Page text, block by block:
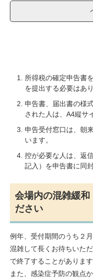
所得税の確定申告書
を提出する必要はあ
申告書、届出書の様
された人は、A4縦サ
申告受付窓口は、朝
います。
控が必要な人は、返
記入）を申告書に同
会場内の混雑緩和
ださい
例年、受付期間のうち２
混雑して長くお待ちいた
で終了することがあります
また、感染症予防の観点